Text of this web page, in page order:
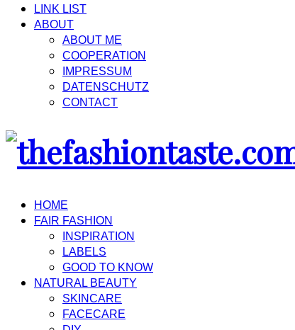
LINK LIST
ABOUT
ABOUT ME
COOPERATION
IMPRESSUM
DATENSCHUTZ
CONTACT
HOME
FAIR FASHION
INSPIRATION
LABELS
GOOD TO KNOW
NATURAL BEAUTY
SKINCARE
FACECARE